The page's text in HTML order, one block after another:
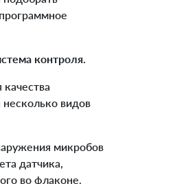
контроля.
несколько видов
микробов
датчика,
во флаконе.